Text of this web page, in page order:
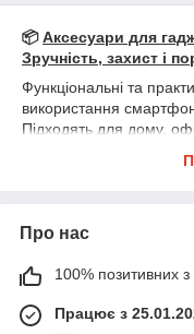
📦Аксесуари для
Зручність, захист і
Функціональні та
використання
Підходять для дому,
• 🧲Магнітні кріплення
кабелів
• 🧽
екранами та корпусами
Про нас
100% позитивних з
Працює з